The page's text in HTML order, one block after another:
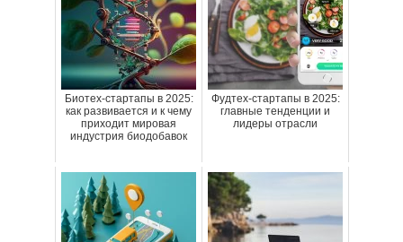
Биотех-стартапы в 2025:
как развивается и к чему
приходит мировая
индустрия биодобавок
Фудтех-стартапы в 2025:
главные тенденции и
лидеры отрасли